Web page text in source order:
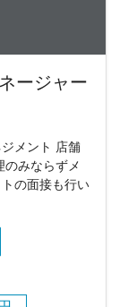
ージャー
メント 店舗
みならずメ
の面接も行い